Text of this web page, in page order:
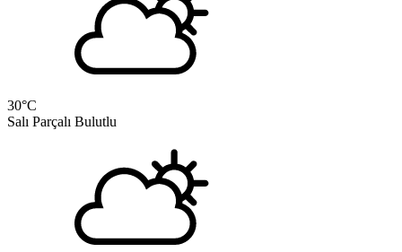
30°C
Salı Parçalı Bulutlu